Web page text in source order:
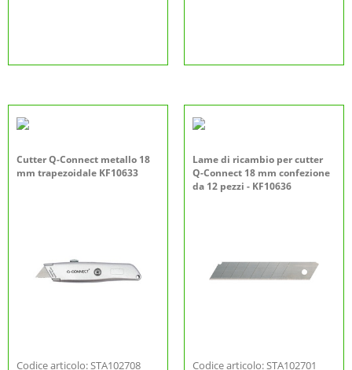
Cutter Q-Connect metallo 18
mm trapezoidale KF10633
Codice articolo: STA102708
Lame di ricambio per cutter
Q-Connect 18 mm confezione
da 12 pezzi - KF10636
Codice articolo: STA102701